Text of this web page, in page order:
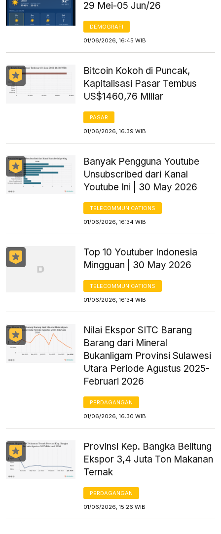
29 Mei-05 Jun/26
DEMOGRAFI
01/06/2026, 16:45 WIB
Bitcoin Kokoh di Puncak,
Kapitalisasi Pasar Tembus
US$1460,76 Miliar
PASAR
01/06/2026, 16:39 WIB
Banyak Pengguna Youtube
Unsubscribed dari Kanal
Youtube Ini | 30 May 2026
TELECOMMUNICATIONS
01/06/2026, 16:34 WIB
Top 10 Youtuber Indonesia
Mingguan | 30 May 2026
TELECOMMUNICATIONS
01/06/2026, 16:34 WIB
Nilai Ekspor SITC Barang
Barang dari Mineral
Bukanligam Provinsi Sulawesi
Utara Periode Agustus 2025-
Februari 2026
PERDAGANGAN
01/06/2026, 16:30 WIB
Provinsi Kep. Bangka Belitung
Ekspor 3,4 Juta Ton Makanan
Ternak
PERDAGANGAN
01/06/2026, 15:26 WIB